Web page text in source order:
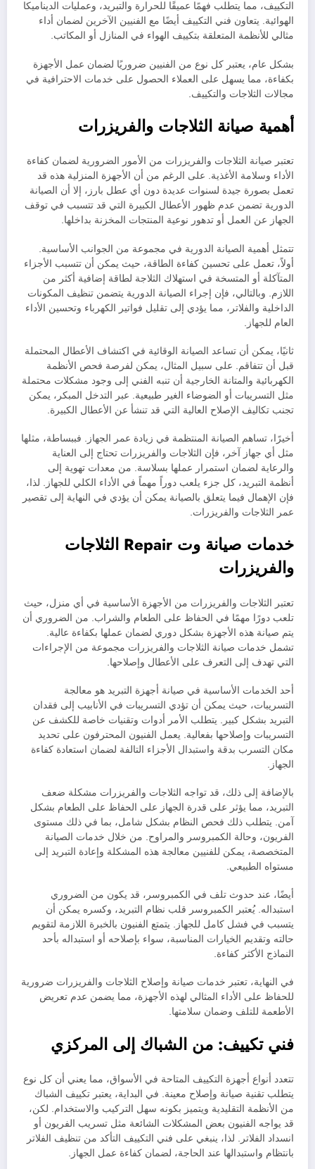
التكييف، مما يتطلب فهمًا عميقًا للحرارة والتبريد، وعمليات الديناميكا
الهوائية. يتعاون فني التكييف أيضًا مع الفنيين الآخرين لضمان أداء
مثالي للأنظمة المتعلقة بتكييف الهواء في المنازل أو المكاتب.
بشكل عام، يعتبر كل نوع من الفنيين ضروريًا لضمان عمل الأجهزة
بكفاءة، مما يسهل على العملاء الحصول على خدمات الاحترافية في
مجالات الثلاجات والتكييف.
أهمية صيانة الثلاجات والفريزرات
تعتبر صيانة الثلاجات والفريزرات من الأمور الضرورية لضمان كفاءة
الأداء وسلامة الأغذية. على الرغم من أن الأجهزة المنزلية هذه قد
تعمل بصورة جيدة لسنوات عديدة دون أي عطل بارز، إلا أن الصيانة
الدورية تضمن عدم ظهور الأعطال الكبيرة التي قد تتسبب في توقف
الجهاز عن العمل أو تدهور نوعية المنتجات المخزنة بداخلها.
تتمثل أهمية الصيانة الدورية في مجموعة من الجوانب الأساسية.
أولاً، تعمل على تحسين كفاءة الطاقة، حيث يمكن أن تتسبب الأجزاء
المتآكلة أو المتسخة في استهلاك الثلاجة لطاقة إضافية أكثر من
اللازم. وبالتالي، فإن إجراء الصيانة الدورية يتضمن تنظيف المكونات
الداخلية والفلاتر، مما يؤدي إلى تقليل فواتير الكهرباء وتحسين الأداء
العام للجهاز.
ثانيًا، يمكن أن تساعد الصيانة الوقائية في اكتشاف الأعطال المحتملة
قبل أن تتفاقم. على سبيل المثال، يمكن لفرصة فحص الأنظمة
الكهربائية والمتانة الخارجية أن تنبه الفني إلى وجود مشكلات محتملة
مثل التسريبات أو الضوضاء الغير طبيعية. عبر التدخل المبكر، يمكن
تجنب تكاليف الإصلاح العالية التي قد تنشأ عن الأعطال الكبيرة.
أخيرًا، تساهم الصيانة المنتظمة في زيادة عمر الجهاز. فببساطة، مثلها
مثل أي جهاز آخر، فإن الثلاجات والفريزرات تحتاج إلى العناية
والرعاية لضمان استمرار عملها بسلاسة. من معدات تهوية إلى
أنظمة التبريد، كل جزء يلعب دوراً مهماً في الأداء الكلي للجهاز. لذا،
فإن الإهمال فيما يتعلق بالصيانة يمكن أن يؤدي في النهاية إلى تقصير
عمر الثلاجات والفريزرات.
خدمات صيانة وت Repair الثلاجات
والفريزرات
تعتبر الثلاجات والفريزرات من الأجهزة الأساسية في أي منزل، حيث
تلعب دورًا مهمًا في الحفاظ على الطعام والشراب. من الضروري أن
يتم صيانة هذه الأجهزة بشكل دوري لضمان عملها بكفاءة عالية.
تشمل خدمات صيانة الثلاجات والفريزرات مجموعة من الإجراءات
التي تهدف إلى التعرف على الأعطال وإصلاحها.
أحد الخدمات الأساسية في صيانة أجهزة التبريد هو معالجة
التسريبات، حيث يمكن أن تؤدي التسريبات في الأنابيب إلى فقدان
التبريد بشكل كبير. يتطلب الأمر أدوات وتقنيات خاصة للكشف عن
التسريبات وإصلاحها بفعالية. يعمل الفنيون المحترفون على تحديد
مكان التسرب بدقة واستبدال الأجزاء التالفة لضمان استعادة كفاءة
الجهاز.
بالإضافة إلى ذلك، قد تواجه الثلاجات والفريزرات مشكلة ضعف
التبريد، مما يؤثر على قدرة الجهاز على الحفاظ على الطعام بشكل
آمن. يتطلب ذلك فحص النظام بشكل شامل، بما في ذلك مستوى
الفريون، وحالة الكمبروسر والمراوح. من خلال خدمات الصيانة
المتخصصة، يمكن للفنيين معالجة هذه المشكلة وإعادة التبريد إلى
مستواه الطبيعي.
أيضًا، عند حدوث تلف في الكمبروسر، قد يكون من الضروري
استبداله. يُعتبر الكمبروسر قلب نظام التبريد، وكسره يمكن أن
يتسبب في فشل كامل للجهاز. يتمتع الفنيون بالخبرة اللازمة لتقويم
حالته وتقديم الخيارات المناسبة، سواء بإصلاحه أو استبداله بأحد
النماذج الأكثر كفاءة.
في النهاية، تعتبر خدمات صيانة وإصلاح الثلاجات والفريزرات ضرورية
للحفاظ على الأداء المثالي لهذه الأجهزة، مما يضمن عدم تعريض
الأطعمة للتلف وضمان سلامتها.
فني تكييف: من الشباك إلى المركزي
تتعدد أنواع أجهزة التكييف المتاحة في الأسواق، مما يعني أن كل نوع
يتطلب تقنية صيانة وإصلاح معينة. في البداية، يعتبر تكييف الشباك
من الأنظمة التقليدية ويتميز بكونه سهل التركيب والاستخدام. لكن،
قد يواجه الفنيون بعض المشكلات الشائعة مثل تسريب الفريون أو
انسداد الفلاتر. لذا، ينبغي على فني التكييف التأكد من تنظيف الفلاتر
بانتظام واستبدالها عند الحاجة، لضمان كفاءة عمل الجهاز.